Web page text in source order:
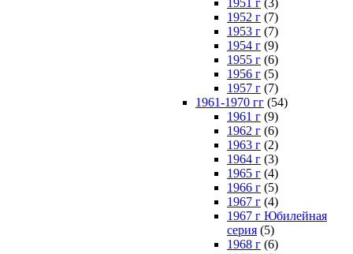
1952 г (7)
1953 г (7)
1954 г (9)
1955 г (6)
1956 г (5)
1957 г (7)
1961-1970 гг (54)
1961 г (9)
1962 г (6)
1963 г (2)
1964 г (3)
1965 г (4)
1966 г (5)
1967 г (4)
1967 г Юбилейная
серия (5)
1968 г (6)